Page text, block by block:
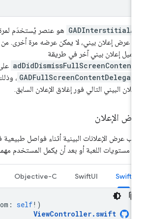
هو عنصر يُستخدَم لمرة
عرض إعلان بيني، لا يمكن عرضه مرة أخرى. من
إعلان بيني آخر في طريقة
على
، وذلك
البيني التالي فور إغلاق الإعلان السابق.
الإعلان
عرض الإعلانات البينية أثناء فواصل طبيعية في
مستويات اللعبة أو بعد أن يكمل المستخدم مهمة.
Swift
SwiftUI
Objective-C
(from: self
ViewController.swift